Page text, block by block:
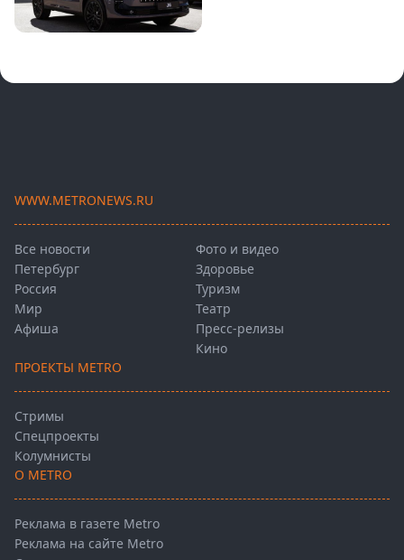
WWW.METRONEWS.RU
Все новости
Петербург
Россия
Мир
Афиша
Фото и видео
Здоровье
Туризм
Театр
Пресс-релизы
Кино
ПРОЕКТЫ METRO
Стримы
Спецпроекты
Колумнисты
О METRO
Реклама в газете Metro
Реклама на сайте Metro